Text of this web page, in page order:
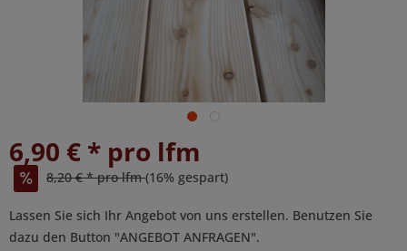
6,90 € * pro lfm
8,20 € * pro lfm(16% gespart)
Lassen Sie sich Ihr Angebot von uns erstellen. Benutzen Sie
dazu den Button "ANGEBOT ANFRAGEN".